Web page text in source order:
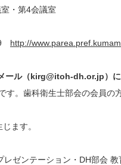
・第4会議室
http://
ール（kirg@itoh-dh.or.jp）
す。歯科衛生士部会の会員の
ます。
ゼンテーション・DH部会 教